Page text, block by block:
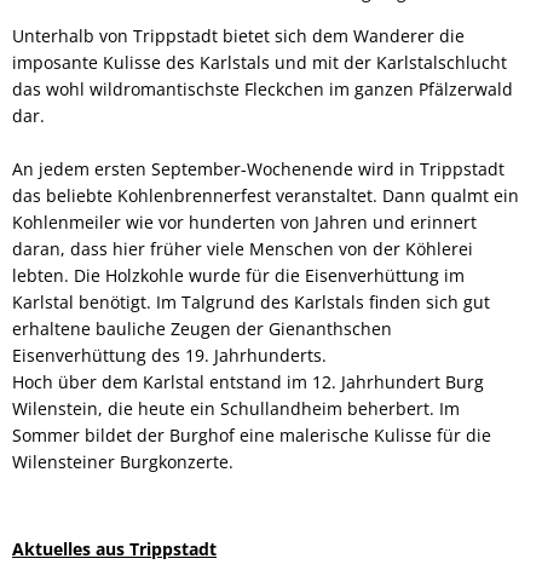
Unterhalb von Trippstadt bietet sich dem Wanderer die
imposante Kulisse des Karlstals und mit der Karlstalschlucht
das wohl wildromantischste Fleckchen im ganzen Pfälzerwald
dar.
An jedem ersten September-Wochenende wird in Trippstadt
das beliebte Kohlenbrennerfest veranstaltet. Dann qualmt ein
Kohlenmeiler wie vor hunderten von Jahren und erinnert
daran, dass hier früher viele Menschen von der Köhlerei
lebten. Die Holzkohle wurde für die Eisenverhüttung im
Karlstal benötigt. Im Talgrund des Karlstals finden sich gut
erhaltene bauliche Zeugen der Gienanthschen
Eisenverhüttung des 19. Jahrhunderts.
Hoch über dem Karlstal entstand im 12. Jahrhundert Burg
Wilenstein, die heute ein Schullandheim beherbert. Im
Sommer bildet der Burghof eine malerische Kulisse für die
Wilensteiner Burgkonzerte.
Aktuelles aus Trippstadt